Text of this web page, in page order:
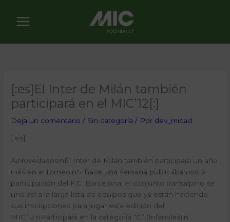
contenido
[:es]El Inter de Milán también
participará en el MIC’12[:]
Deja un comentario / Sin categoría / Por dev_micad
[:es]
Â¡Novedades!nEl Inter de Milán también participará un año
más en el torneo.nSi hace una semana publicábamos la
participación del F.C. Barcelona, el conjunto transalpino se
une así a la larga lista de equipos que ya están haciendo
sus inscripciones para jugar esta edición del
MIC’12.nParticipará en la categoría “C” (Infantiles).n